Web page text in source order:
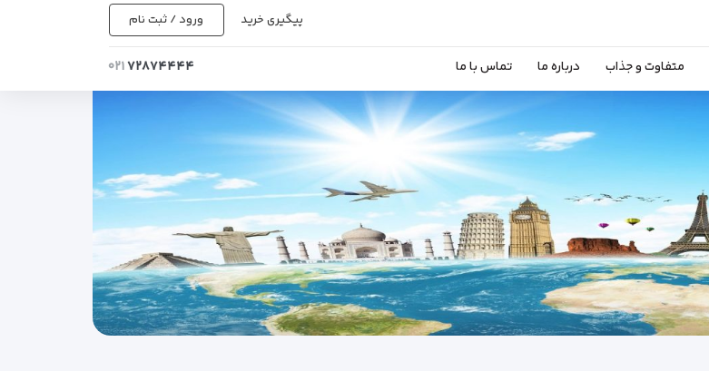
پیگیری خرید ورود / ثبت نام
متفاوت و جذاب درباره ما تماس با ما ۷۲۸۷۴۴۴۴۰۲۱